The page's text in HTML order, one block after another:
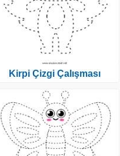
Kirpi Çizgi Çalışması